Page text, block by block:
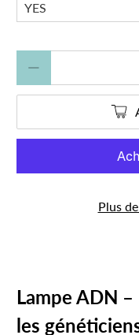
Plus
Lampe ADN
les